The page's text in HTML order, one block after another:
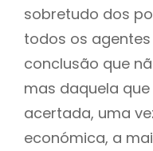
sobretudo dos
todos os
conclusão que
mas daquela
acertada, uma
económica, a